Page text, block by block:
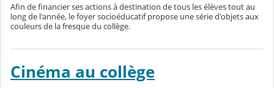
Afin de financier ses actions à destination de tous les élèves tout au
long de l'année, le foyer socioéducatif propose une série d'objets aux
couleurs de la fresque du collège.
Cinéma au collège